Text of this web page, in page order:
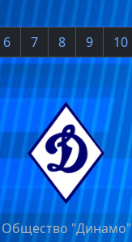
6 7 8 9 10
Общество "Динамо"